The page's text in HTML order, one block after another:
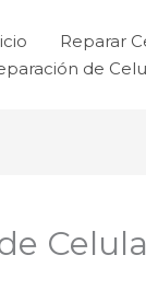
Reparar
de